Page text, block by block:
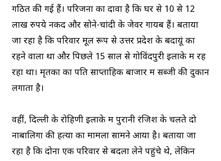
गठित की गई हैं। परिजनों का दावा है कि घर से 10 से 12
लाख रुपये नकद और सोने-चांदी के जेवर गायब हैं। बताया
जा रहा है कि परिवार मूल रूप से उत्तर प्रदेश के बदायूं का
रहने वाला था और पिछले 15 साल से गोविंदपुरी इलाके में रह
रहा था। मृतका का पति साप्ताहिक बाजार में सब्जी की दुकान
लगाता है।
वहीं, दिल्ली के रोहिणी इलाके में पुरानी रंजिश के चलते दो
नाबालिगों की हत्या का मामला सामने आया है। बताया जा
रहा है कि दोनों एक परिवार से बदला लेने पहुंचे थे, लेकिन